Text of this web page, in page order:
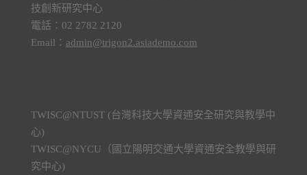
技創新研究中心
電話：02 2782 2120
Email： admin@trigon2.asiademo.com
TWISC@NTUST (台灣科技大學資通安全研究與教學中
心)
TWISC@NYCU（國立陽明交通大學資通安全教學與研
究中心)